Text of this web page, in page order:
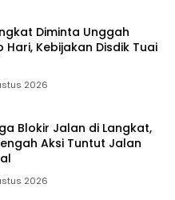
Diminta Unggah
Hari, Kebijakan Disdik Tuai
2026
Blokir Jalan di Langkat,
Aksi Tuntut Jalan
2026